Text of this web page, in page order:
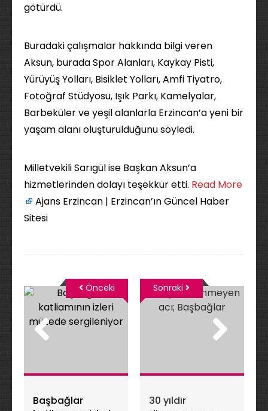
götürdü.
Buradaki çalışmalar hakkında bilgi veren
Aksun, burada Spor Alanları, Kaykay Pisti,
Yürüyüş Yolları, Bisiklet Yolları, Amfi Tiyatro,
Fotoğraf Stüdyosu, Işık Parkı, Kamelyalar,
Barbeküler ve yeşil alanlarla Erzincan’a yeni bir
yaşam alanı oluşturulduğunu söyledi.
Milletvekili Sarıgül ise Başkan Aksun’a
hizmetlerinden dolayı teşekkür etti. ​ Read More
Ajans Erzincan | Erzincan’ın Güncel Haber
Sitesi
Başbağlar
Önceki
30 yıldır
Sonraki